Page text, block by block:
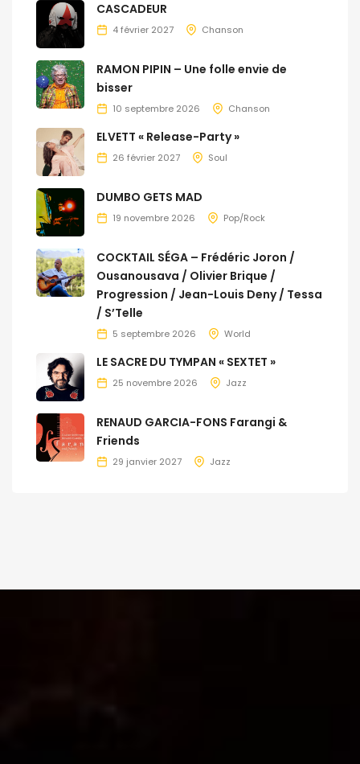
CASCADEUR
4 février 2027 Chanson
RAMON PIPIN – Une folle envie de
bisser
10 septembre 2026 Chanson
ELVETT « Release-Party »
26 février 2027 Soul
DUMBO GETS MAD
19 novembre 2026 Pop/Rock
COCKTAIL SÉGA – Frédéric Joron /
Ousanousava / Olivier Brique /
Progression / Jean-Louis Deny / Tessa
/ S’Telle
5 septembre 2026 World
LE SACRE DU TYMPAN « SEXTET »
25 novembre 2026 Jazz
RENAUD GARCIA-FONS Farangi &
Friends
29 janvier 2027 Jazz